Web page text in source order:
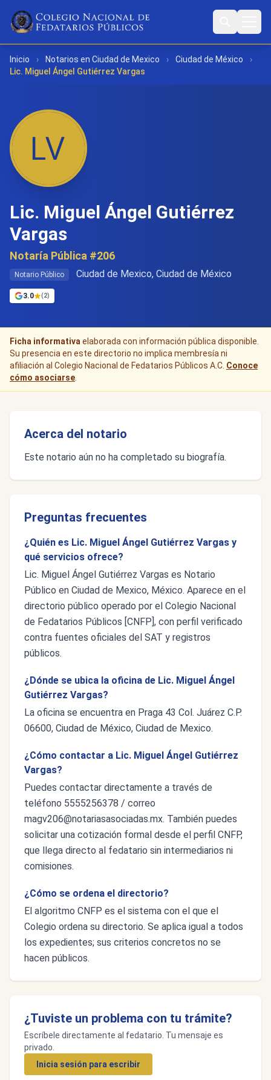
Inicio › Notarios en Ciudad de Mexico › Ciudad de México
›
Lic. Miguel Ángel Gutiérrez Vargas
Lic. Miguel Ángel Gutiérrez
Vargas
Notaría Pública #206
Notario Público Ciudad de Mexico, Ciudad de México
3.0 (2)
Ficha informativa elaborada con información pública disponible.
Su presencia en este directorio no implica membresía ni
afiliación al Colegio Nacional de Fedatarios Públicos A.C. Conoce
cómo asociarse
Acerca del notario
Este notario aún no ha completado su biografía.
Preguntas frecuentes
¿Quién es Lic. Miguel Ángel Gutiérrez Vargas y
qué servicios ofrece?
Lic. Miguel Ángel Gutiérrez Vargas es Notario
Público en Ciudad de Mexico, México. Aparece en el
directorio público operado por el Colegio Nacional
de Fedatarios Públicos [CNFP], con perfil verificado
contra fuentes oficiales del SAT y registros
públicos.
¿Dónde se ubica la oficina de Lic. Miguel Ángel
Gutiérrez Vargas?
La oficina se encuentra en Praga 43 Col. Juárez C.P.
06600, Ciudad de México, Ciudad de Mexico.
¿Cómo contactar a Lic. Miguel Ángel Gutiérrez
Vargas?
Puedes contactar directamente a través de
teléfono 5555256378 / correo
magv206@notariasasociadas.mx. También puedes
solicitar una cotización formal desde el perfil CNFP,
que llega directo al fedatario sin intermediarios ni
comisiones.
¿Cómo se ordena el directorio?
El algoritmo CNFP es el sistema con el que el
Colegio ordena su directorio. Se aplica igual a todos
los expedientes; sus criterios concretos no se
hacen públicos.
¿Tuviste un problema con tu trámite?
Escríbele directamente al fedatario. Tu mensaje es
privado.
Inicia sesión para escribir